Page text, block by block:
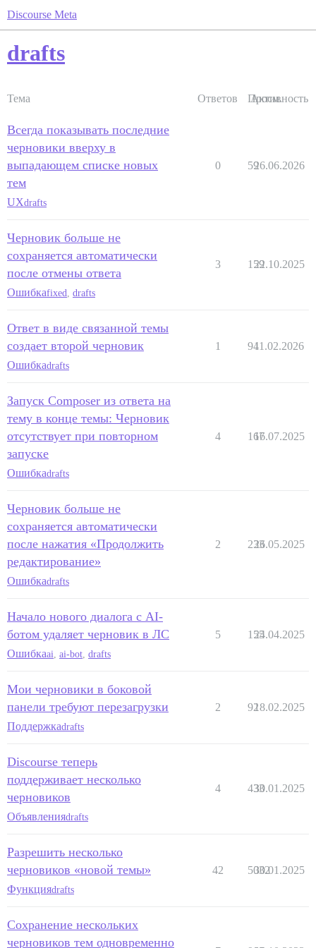
Discourse Meta
drafts
Тема Ответов Просм.
Активность
Всегда показывать последние
черновики вверху в
выпадающем списке новых
тем
UXdrafts
0 5926.06.2026
Черновик больше не
сохраняется автоматически
после отмены ответа
Ошибкаfixed drafts
3 159
22.10.2025
Ответ в виде связанной темы
создает второй черновик
Ошибкаdrafts
1 9411.02.2026
Запуск Composer из ответа на
тему в конце темы: Черновик
отсутствует при повторном
запуске
Ошибкаdrafts
4 167
16.07.2025
Черновик больше не
сохраняется автоматически
после нажатия «Продолжить
редактирование»
Ошибкаdrafts
2 233
26.05.2025
Начало нового диалога с AI-
ботом удаляет черновик в ЛС
Ошибкаai ai-bot drafts
5 155
24.04.2025
Мои черновики в боковой
панели требуют перезагрузки
Поддержкаdrafts
2 9218.02.2025
Discourse теперь
поддерживает несколько
черновиков
Объявленияdrafts
4 433
30.01.2025
Разрешить несколько
черновиков «новой темы»
Функцияdrafts
42 5032
30.01.2025
Сохранение нескольких
черновиков тем одновременно